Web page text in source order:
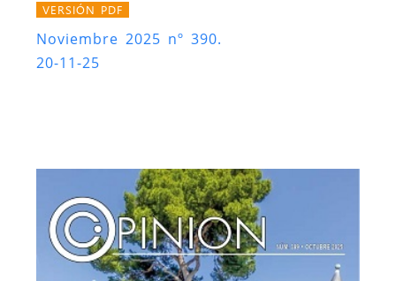
VERSIÓN PDF
Noviembre 2025 nº 390.
20-11-25